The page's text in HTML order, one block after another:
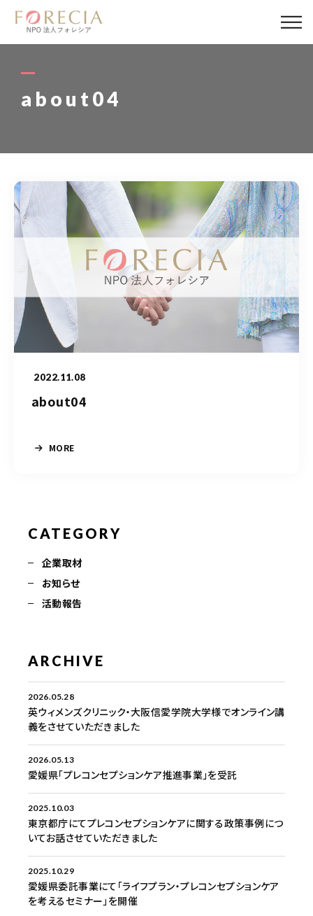
about04
2022.11.08
about04
MORE
CATEGORY
企業取材
お知らせ
活動報告
ARCHIVE
2026.05.28
英ウィメンズクリニック・大阪信愛学院大学様でオンライン講
義をさせていただきました
2026.05.13
愛媛県「プレコンセプションケア推進事業」を受託
2025.10.03
東京都庁にてプレコンセプションケアに関する政策事例につ
いてお話させていただきました
2025.10.29
愛媛県委託事業にて「ライフプラン・プレコンセプションケア
を考えるセミナー」を開催
私たちについて
活動報告
パートナー
寄付・応援